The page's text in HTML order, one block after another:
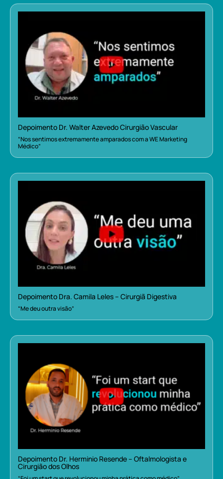
Depoimento Dr. Walter Azevedo Cirurgião Vascular
“Nos sentimos extremamente amparados com a WE Marketing
Médico”
Depoimento Dra. Camila Leles – Cirurgiã Digestiva
“Me deu outra visão”
Depoimento Dr. Herminio Resende – Oftalmologista e
Cirurgião dos Olhos